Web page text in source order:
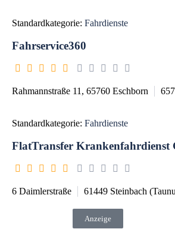
Standardkategorie: Fahrdienste
Fahrservice360
Rahmannstraße 11, 65760 Eschborn
Standardkategorie: Fahrdienste
FlatTransfer Krankenfahrdienst
6 Daimlerstraße 61449 Steinbach
Anzeige